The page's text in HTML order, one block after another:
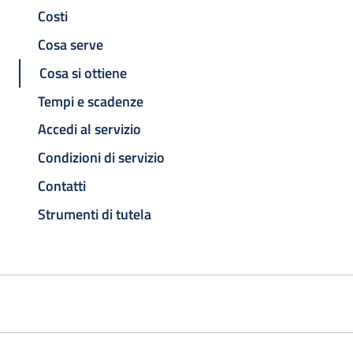
Costi
Cosa serve
Cosa si ottiene
Tempi e scadenze
Accedi al servizio
Condizioni di servizio
Contatti
Strumenti di tutela